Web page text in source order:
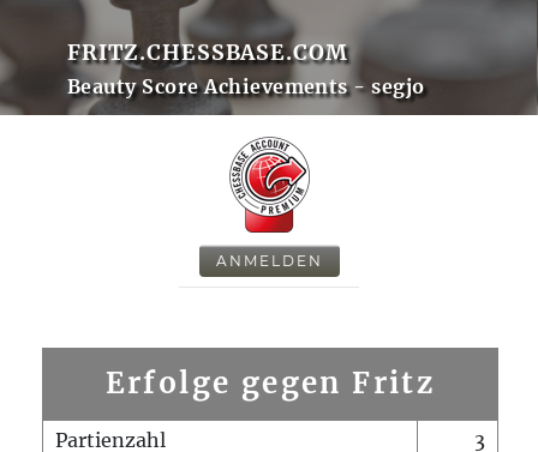
FRITZ.CHESSBASE.COM
Beauty Score Achievements - segjo
ANMELDEN
Erfolge gegen Fritz
Partienzahl
3